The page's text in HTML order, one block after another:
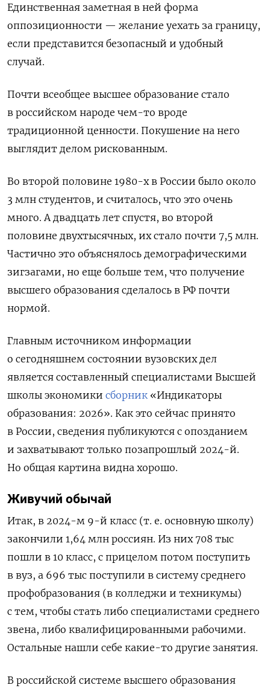
Единственная заметная в ней форма
оппозиционности — желание уехать за границу,
если представится безопасный и удобный
случай.
Почти всеобщее высшее образование стало
в российском народе чем-то вроде
традиционной ценности. Покушение на него
выглядит делом рискованным.
Во второй половине 1980-х в России было около
3 млн студентов, и считалось, что это очень
много. А двадцать лет спустя, во второй
половине двухтысячных, их стало почти 7,5 млн.
Частично это объяснялось демографическими
зигзагами, но еще больше тем, что получение
высшего образования сделалось в РФ почти
нормой.
Главным источником информации
о сегодняшнем состоянии вузовских дел
является составленный специалистами Высшей
школы экономики сборник «Индикаторы
образования: 2026». Как это сейчас принято
в России, сведения публикуются с опозданием
и захватывают только позапрошлый 2024-й.
Но общая картина видна хорошо.
Живучий обычай
Итак, в 2024-м 9-й класс (т. е. основную школу)
закончили 1,64 млн россиян. Из них 708 тыс
пошли в 10 класс, с прицелом потом поступить
в вуз, а 696 тыс поступили в систему среднего
профобразования (в колледжи и техникумы)
с тем, чтобы стать либо специалистами среднего
звена, либо квалифицированными рабочими.
Остальные нашли себе какие-то другие занятия.
В российской системе высшего образования